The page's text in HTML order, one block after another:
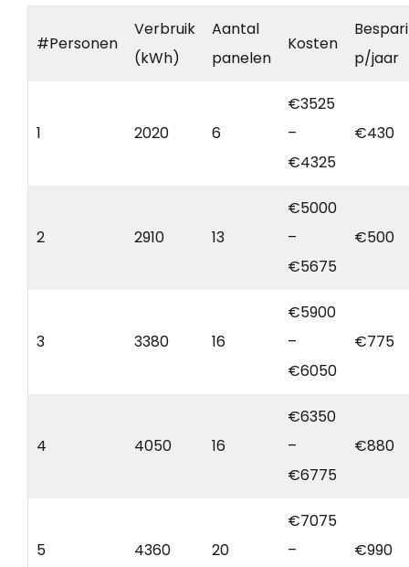
#Personen
Verbruik
(kWh)
Aantal
panelen
Kosten
p/jaar
1 2020 6
€3525
–
€4325
€430
2 2910 13
€5000
–
€5675
€500
3 3380 16
€5900
–
€6050
€775
4 4050 16
€6350
–
€6775
€880
5 4360 20
€7075
–
€990